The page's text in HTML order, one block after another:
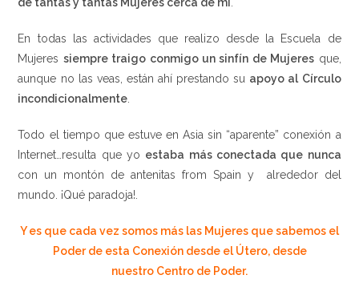
En todas las actividades que realizo desde la Escuela de
Mujeres siempre traigo conmigo un sinfín de Mujeres que,
aunque no las veas, están ahí prestando su apoyo al Círculo
incondicionalmente
Todo el tiempo que estuve en Asia sin “aparente” conexión a
Internet…resulta que yo estaba más conectada que nunca
con un montón de antenitas from Spain y alrededor del
mundo. ¡Qué paradoja!.
Y es que cada vez somos más las Mujeres que sabemos el
Poder de esta Conexión desde el Útero, desde
nuestro Centro de Poder.